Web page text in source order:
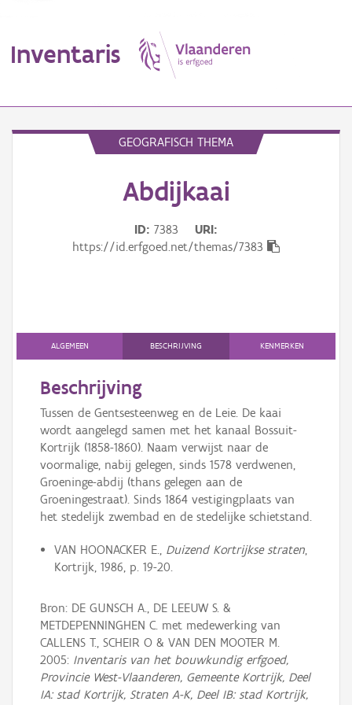
Inventaris
Persoon of collectief
Downloads
Hergebruik
Aanmelden
GEOGRAFISCH THEMA
Abdijkaai
ID 7383
URI
https://id.erfgoed.net/themas/7383
ALGEMEEN BESCHRIJVING KENMERKEN
Beschrijving
Tussen de Gentsesteenweg en de Leie. De kaai
wordt aangelegd samen met het kanaal Bossuit-
Kortrijk (1858-1860). Naam verwijst naar de
voormalige, nabij gelegen, sinds 1578 verdwenen,
Groeninge-abdij (thans gelegen aan de
Groeningestraat). Sinds 1864 vestigingplaats van
het stedelijk zwembad en de stedelijke schietstand.
VAN HOONACKER E., Duizend Kortrijkse straten,
Kortrijk, 1986, p. 19-20.
Bron: DE GUNSCH A., DE LEEUW S. &
METDEPENNINGHEN C. met medewerking van
CALLENS T., SCHEIR O & VAN DEN MOOTER M.
2005: Inventaris van het bouwkundig erfgoed,
Provincie West-Vlaanderen, Gemeente Kortrijk, Deel
IA: stad Kortrijk, Straten A-K, Deel IB: stad Kortrijk,